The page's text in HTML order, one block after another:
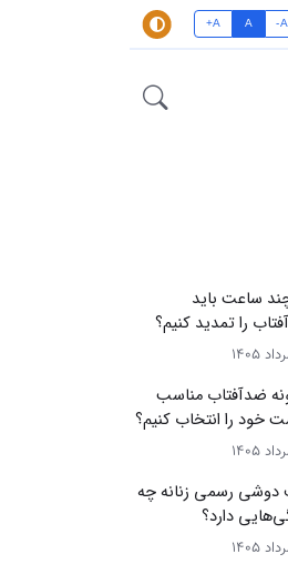
A-
A
A+
ساعت باید
را تمدید کنیم؟
ضدآفتاب مناسب
خود را انتخاب کنیم؟
دوشی رسمی زنانه چه
دارد؟